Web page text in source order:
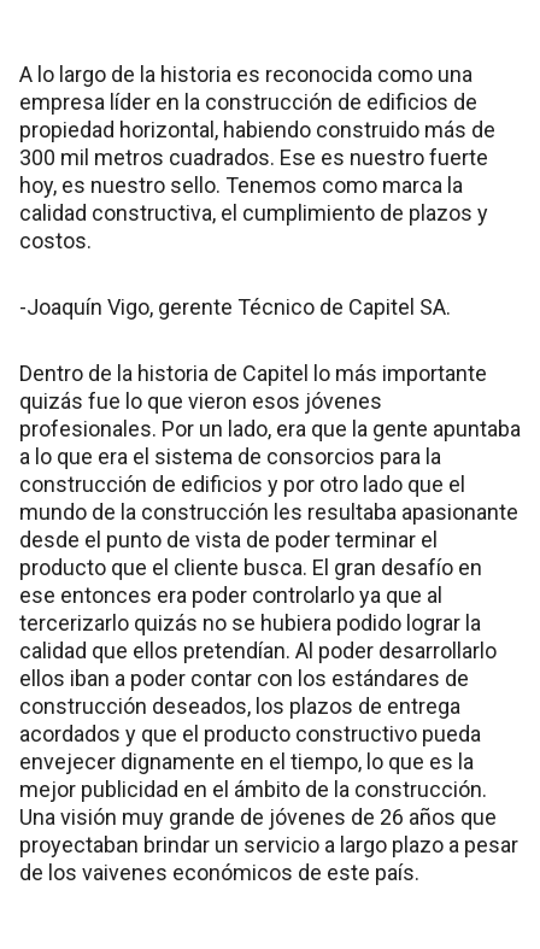
A lo largo de la historia es reconocida como una
empresa líder en la construcción de edificios de
propiedad horizontal, habiendo construido más de
300 mil metros cuadrados. Ese es nuestro fuerte
hoy, es nuestro sello. Tenemos como marca la
calidad constructiva, el cumplimiento de plazos y
costos.
-Joaquín Vigo, gerente Técnico de Capitel SA.
Dentro de la historia de Capitel lo más importante
quizás fue lo que vieron esos jóvenes
profesionales. Por un lado, era que la gente apuntaba
a lo que era el sistema de consorcios para la
construcción de edificios y por otro lado que el
mundo de la construcción les resultaba apasionante
desde el punto de vista de poder terminar el
producto que el cliente busca. El gran desafío en
ese entonces era poder controlarlo ya que al
tercerizarlo quizás no se hubiera podido lograr la
calidad que ellos pretendían. Al poder desarrollarlo
ellos iban a poder contar con los estándares de
construcción deseados, los plazos de entrega
acordados y que el producto constructivo pueda
envejecer dignamente en el tiempo, lo que es la
mejor publicidad en el ámbito de la construcción.
Una visión muy grande de jóvenes de 26 años que
proyectaban brindar un servicio a largo plazo a pesar
de los vaivenes económicos de este país.